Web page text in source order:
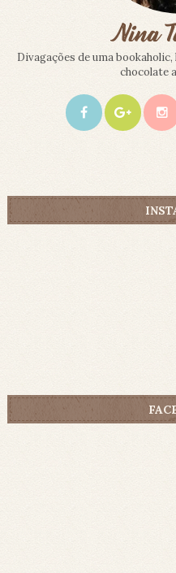
Divagações de uma
chocolate